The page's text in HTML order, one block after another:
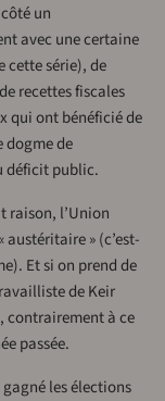
un
avec une certaine
cette série), de
recettes fiscales
qui ont bénéficié de
dogme de
déficit public.
raison, l’Union
» (c’est-
Et si on prend de
de Keir
contrairement à ce
passée.
les élections